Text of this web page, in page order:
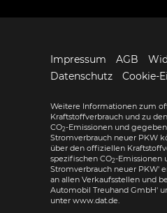
Impressum AGB
Datenschutz
Cookie-
Weitere Informationen zum
Kraftstoffverbrauch und zu
CO2-Emissionen und
Stromverbrauch neuer PKW
über den offiziellen
spezifischen CO2-Emissionen
Stromverbrauch neuer PKW'
an allen Verkaufsstellen und
Automobil Treuhand GmbH'
unter www.dat.de.